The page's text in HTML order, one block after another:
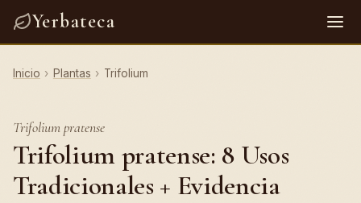
Yerbateca
Inicio › Plantas › Trifolium
Trifolium pratense
Trifolium pratense: 8 Usos
Tradicionales + Evidencia